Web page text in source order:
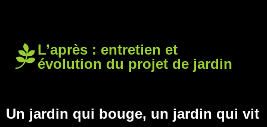
L’après : entretien et
évolution du projet de jardin
Un jardin qui bouge, un jardin qui vit